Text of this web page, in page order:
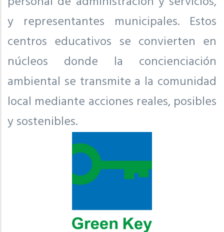
y representantes municipales. Estos
centros educativos se convierten en
núcleos donde la concienciación
ambiental se transmite a la comunidad
local mediante acciones reales, posibles
y sostenibles.